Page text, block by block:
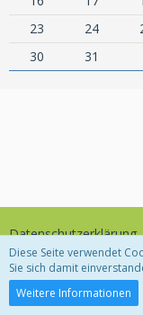
23
24
30
31
Datenschutzerklärung
Diese Seite verwendet
Sie sich damit
Weitere Informationen